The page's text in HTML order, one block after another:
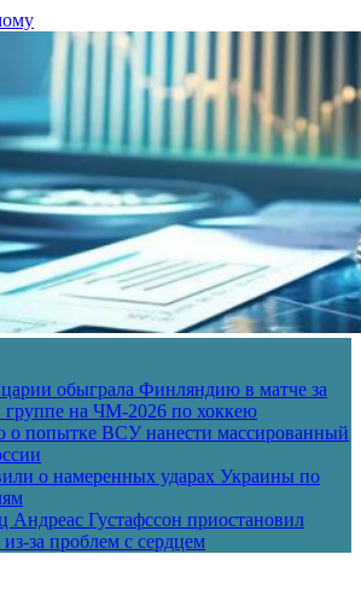
обыграла Финляндию в матче за
группе на ЧМ-2026 по хоккею
о попытке ВСУ нанести массированный
о намеренных ударах Украины по
Андреас Густафссон приостановил
за проблем с сердцем